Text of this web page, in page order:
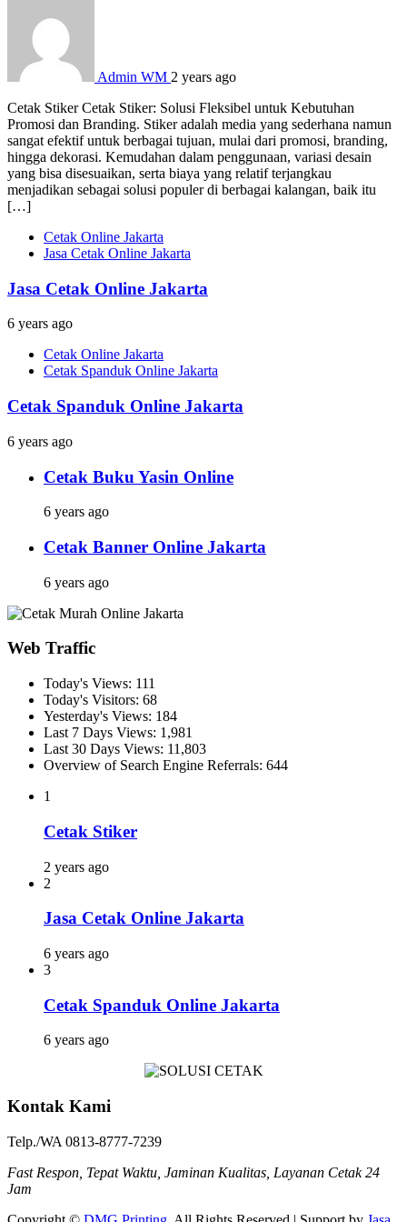
Admin WM 2 years ago
Cetak Stiker Cetak Stiker: Solusi Fleksibel untuk Kebutuhan
Promosi dan Branding. Stiker adalah media yang sederhana namun
sangat efektif untuk berbagai tujuan, mulai dari promosi, branding,
hingga dekorasi. Kemudahan dalam penggunaan, variasi desain
yang bisa disesuaikan, serta biaya yang relatif terjangkau
menjadikan sebagai solusi populer di berbagai kalangan, baik itu
[…]
Cetak Online Jakarta
Jasa Cetak Online Jakarta
Jasa Cetak Online Jakarta
6 years ago
Cetak Online Jakarta
Cetak Spanduk Online Jakarta
Cetak Spanduk Online Jakarta
6 years ago
Cetak Buku Yasin Online
6 years ago
Cetak Banner Online Jakarta
6 years ago
Web Traffic
Today's Views: 111
Today's Visitors: 68
Yesterday's Views: 184
Last 7 Days Views: 1,981
Last 30 Days Views: 11,803
Overview of Search Engine Referrals: 644
1
Cetak Stiker
2 years ago
2
Jasa Cetak Online Jakarta
6 years ago
3
Cetak Spanduk Online Jakarta
6 years ago
Kontak Kami
Telp./WA 0813-8777-7239
Fast Respon, Tepat Waktu, Jaminan Kualitas, Layanan Cetak 24
Jam